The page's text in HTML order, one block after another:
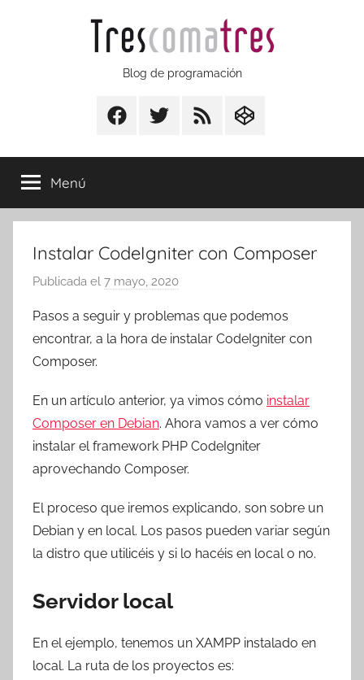
Trescomatres
Blog de programación
FacebookTwitter RSS CodepenIO
Menú
Instalar CodeIgniter con Composer
Publicada el 7 mayo, 2020
r
T
s
c
o
m
t
r
e
Pasos a seguir y problemas que podemos
encontrar, a la hora de instalar CodeIgniter con
Composer.
En un artículo anterior, ya vimos cómo instalar
Composer en Debian. Ahora vamos a ver cómo
instalar el framework PHP CodeIgniter
aprovechando Composer.
El proceso que iremos explicando, son sobre un
Debian y en local. Los pasos pueden variar según
la distro que utilicéis y si lo hacéis en local o no.
Servidor local
En el ejemplo, tenemos un XAMPP instalado en
local. La ruta de los proyectos es: